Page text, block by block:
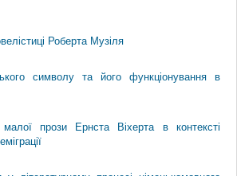
Роберта Музіля
символу та його функціонування в
прози Ернста Віхерта в контексті